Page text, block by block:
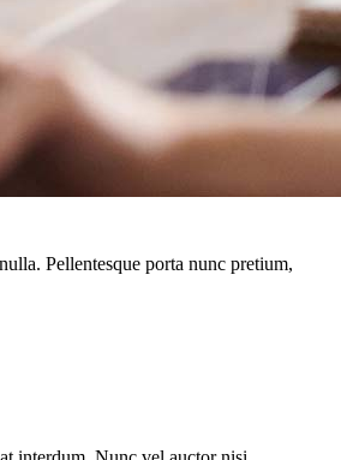
Pellentesque porta nunc pretium,